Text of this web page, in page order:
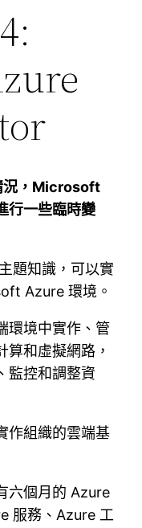
況，Microsoft
行一些臨時變
題知識，可以實
Azure 環境。
環境中實作、管
算和虛擬網路，
監控和調整資
作組織的雲端基
六個月的 Azure
服務、Azure 工